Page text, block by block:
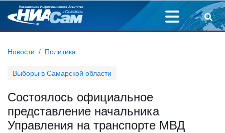
Новости Политика
Выборы в Самарской области
Состоялось официальное
представление начальника
Управления на транспорте МВД